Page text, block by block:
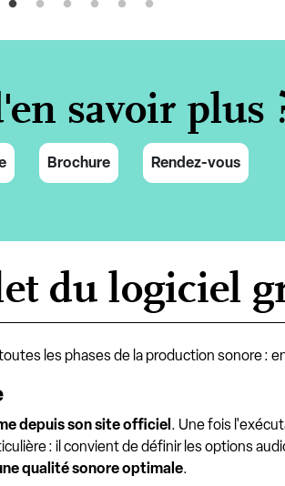
savoir plus
Brochure Rendez-vous
du logiciel
les phases de la production sonore
depuis son site officiel . Une fois
: il convient de définir les options
qualité sonore optimale.